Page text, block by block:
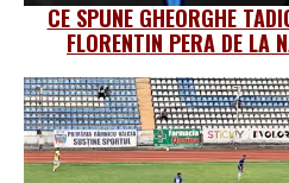
CE SPUNE GHEORGHE
FLORENTIN PERA DE LA